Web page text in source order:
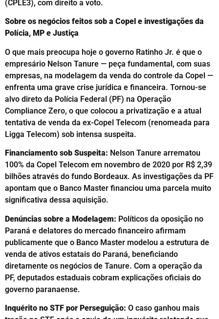
(CPLE3), com direito a voto.
Sobre os negócios feitos sob a Copel e investigações da
Polícia, MP e Justiça
O que mais preocupa hoje o governo Ratinho Jr. é que o
empresário Nelson Tanure — peça fundamental, com suas
empresas, na modelagem da venda do controle da Copel —
enfrenta uma grave crise jurídica e financeira. Tornou-se
alvo direto da Polícia Federal (PF) na Operação
Compliance Zero, o que colocou a privatização e a atual
tentativa de venda da ex-Copel Telecom (renomeada para
Ligga Telecom) sob intensa suspeita.
Financiamento sob Suspeita: Nelson Tanure arrematou
100% da Copel Telecom em novembro de 2020 por R$ 2,39
bilhões através do fundo Bordeaux. As investigações da PF
apontam que o Banco Master financiou uma parcela muito
significativa dessa aquisição.
Denúncias sobre a Modelagem: Políticos da oposição no
Paraná e delatores do mercado financeiro afirmam
publicamente que o Banco Master modelou a estrutura de
venda de ativos estatais do Paraná, beneficiando
diretamente os negócios de Tanure. Com a operação da
PF, deputados estaduais cobram explicações oficiais do
governo paranaense.
Inquérito no STF por Perseguição: O caso ganhou mais